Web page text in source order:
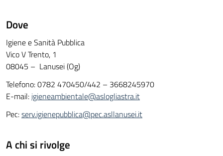
Dove
Igiene e Sanità Pubblica
Vico V Trento, 1
08045 – Lanusei (Og)
Telefono: 0782 470450/442 – 3668245970
E-mail: igieneambientale@aslogliastra.it
Pec:serv.igienepubblica@pec.asllanusei.it
A chi si rivolge